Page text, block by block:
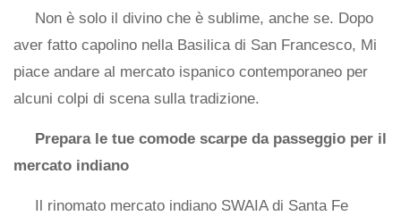
Non è solo il divino che è sublime, anche se. Dopo
aver fatto capolino nella Basilica di San Francesco, Mi
piace andare al mercato ispanico contemporaneo per
alcuni colpi di scena sulla tradizione.
Prepara le tue comode scarpe da passeggio per il
mercato indiano
Il rinomato mercato indiano SWAIA di Santa Fe